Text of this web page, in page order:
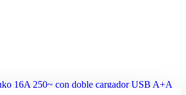
16A 250~ con doble cargador USB A+A